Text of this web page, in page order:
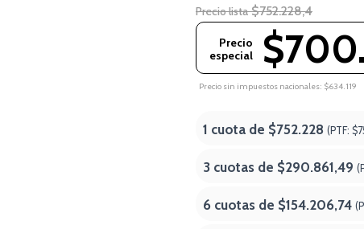
Precio lista $752.228,4
Precio
especial
Precio sin impuestos nacionales: $634.119
1 cuota de $752.228 (PTF:
3 cuotas de $290.861,49
6 cuotas de $154.206,74